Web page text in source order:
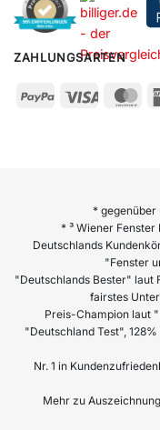
ZAHLUNGSARTEN
* gegenüber
* ³ Wiener
Deutschlands
"Fenster
"Deutschlands Bester" laut
fairstes
Preis-Champion laut
"Deutschland Test",
Nr. 1 in
Mehr zu